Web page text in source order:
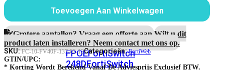
Series
FortiSwitch
224D-
FPOEFortiSwitch
248DFortiSwitch
jaar
FortiWeb
Application
Security
Service
aantal
Toevoegen Aan Winkelwagen
Grotere aantallen? Vraag een offerte aan.Wilt u dit
product laten installeren? Neem contact met ons op.
SKU:FC-10-FV40F-137-02-12Categorieën:FortiWeb
GTIN/UPC:
* Korting Wordt Berekend Vanaf De Adviesprijs Exclusief BTW.